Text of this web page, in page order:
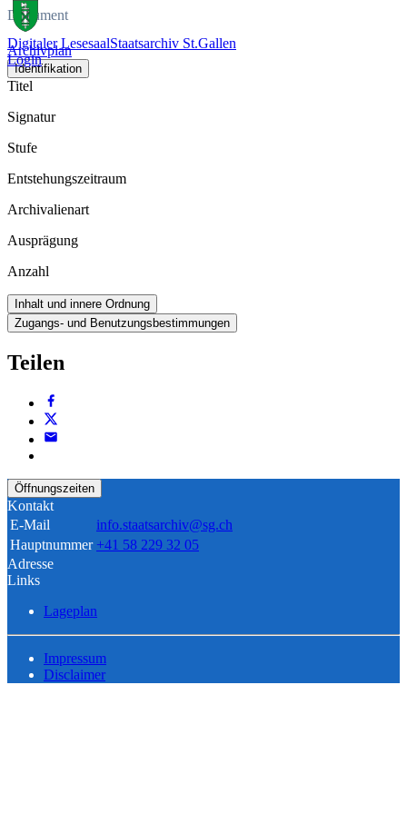
Digitaler LesesaalStaatsarchiv St.Gallen
Login
Dokument
Archivplan
Identifikation
Titel
Signatur
Stufe
Entstehungszeitraum
Archivalienart
Ausprägung
Anzahl
Inhalt und innere Ordnung
Zugangs- und Benutzungsbestimmungen
Teilen
Öffnungszeiten
Kontakt
E-Mail
info.staatsarchiv@sg.ch
Hauptnummer +41 58 229 32 05
Adresse
Links
Lageplan
Impressum
Disclaimer